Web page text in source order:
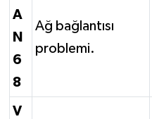
A
N
6
8
Ağ bağlantısı
problemi.
V